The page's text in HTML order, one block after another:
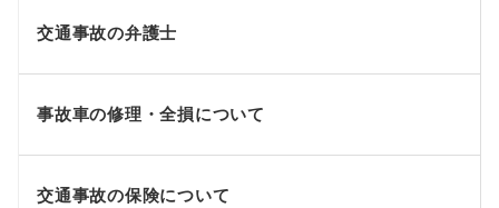
交通事故の弁護士
事故車の修理・全損について
交通事故の保険について